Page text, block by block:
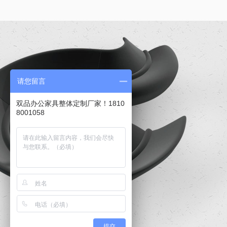
请您留言
双品办公家具整体定制厂家！1810
8001058